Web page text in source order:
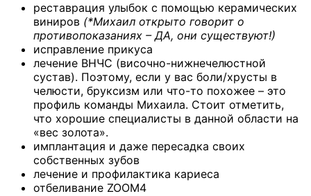
реставрация улыбок с помощью керамических
виниров (*Михаил открыто говорит о
противопоказаниях – ДА, они существуют!)
исправление прикуса
лечение ВНЧС (височно-нижнечелюстной
сустав). Поэтому, если у вас боли/хрусты в
челюсти, бруксизм или что-то похожее – это
профиль команды Михаила. Стоит отметить,
что хорошие специалисты в данной области на
«вес золота».
имплантация и даже пересадка своих
собственных зубов
лечение и профилактика кариеса
отбеливание ZOOM4